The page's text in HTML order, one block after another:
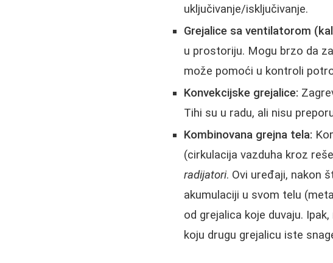
uključivanje/isključivanje.
Grejalice sa ventilatorom
u prostoriju. Mogu brzo da
može pomoći u kontroli
Konvekcijske grejalice:
Tihi su u radu, ali nisu
Kombinovana grejna tela:
(cirkulacija vazduha kroz
radijatori. Ovi uređaji, nakon
akumulaciji u svom telu
od grejalica koje duvaju.
koju drugu grejalicu iste